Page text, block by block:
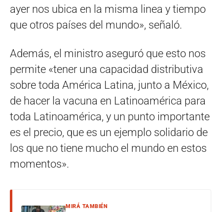
ayer nos ubica en la misma linea y tiempo
que otros países del mundo», señaló.
Además, el ministro aseguró que esto nos
permite «tener una capacidad distributiva
sobre toda América Latina, junto a México,
de hacer la vacuna en Latinoamérica para
toda Latinoamérica, y un punto importante
es el precio, que es un ejemplo solidario de
los que no tiene mucho el mundo en estos
momentos».
MIRÁ TAMBIÉN